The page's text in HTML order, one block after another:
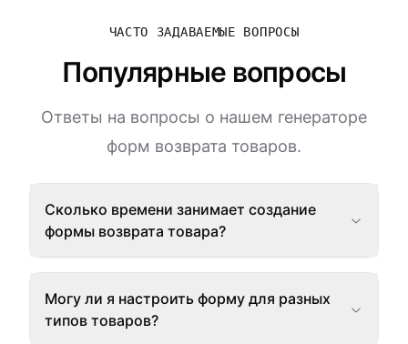
ЧАСТО ЗАДАВАЕМЫЕ ВОПРОСЫ
Популярные вопросы
Ответы на вопросы о нашем генераторе
форм возврата товаров.
Сколько времени занимает создание
формы возврата товара?
Могу ли я настроить форму для разных
типов товаров?